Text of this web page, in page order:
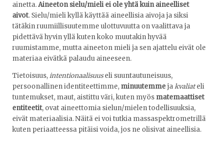
ainetta.Aineeton sielu/mieli ei ole yhtä kuin aineelliset
aivot. Sielu/mieli kyllä käyttää aineellisia aivoja ja siksi
tätäkin ruumiillisuutemme ulottuvuutta on vaalittava ja
pidettävä hyvin yllä kuten koko muutakin hyvää
ruumistamme, mutta aineeton mieli ja sen ajattelu eivät ole
materiaa eivätkä palaudu aineeseen.
Tietoisuus,intentionaalisuuseli suuntautuneisuus,
persoonallinen identiteettimme, minuutemmejakvaliateli
tuntemukset, maut, aistittu väri, kuten myös matemaattiset
entiteetit, ovat aineettomia sielun/mielen todellisuuksia,
eivät materiaalisia. Näitä ei voi tutkia massaspektrometrillä
kuten periaatteessa pitäisi voida, jos ne olisivat aineellisia.